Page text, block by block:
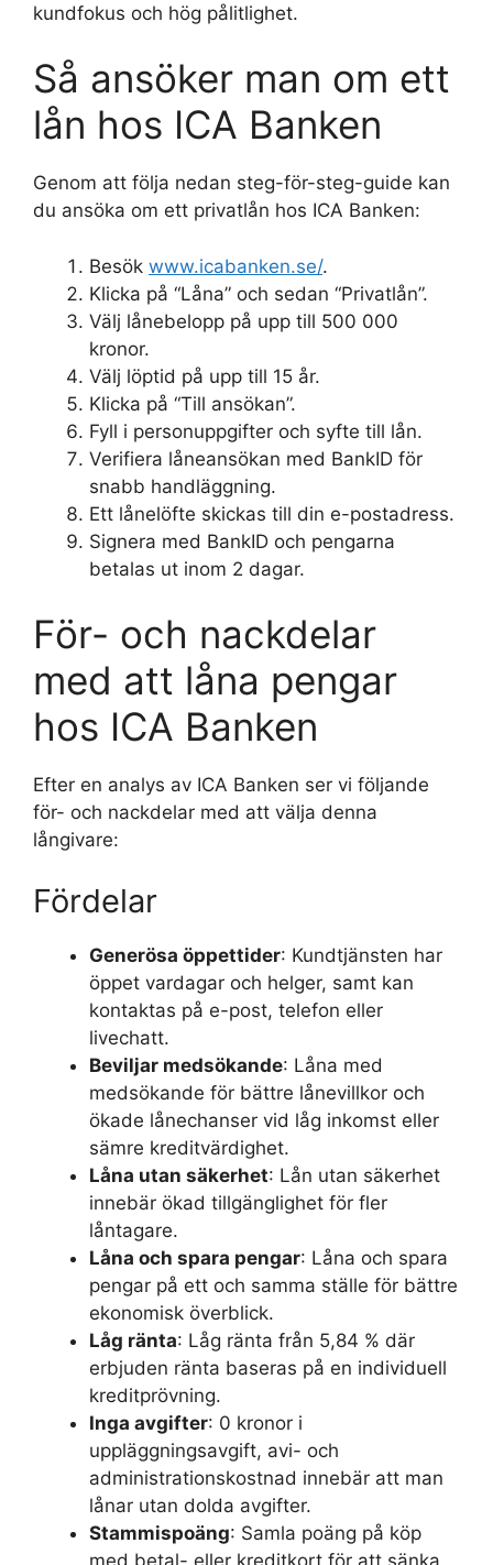
kundfokus och hög pålitlighet.
Så ansöker man om ett
lån hos ICA Banken
Genom att följa nedan steg-för-steg-guide kan
du ansöka om ett privatlån hos ICA Banken:
Besök www.icabanken.se/.
Klicka på “Låna” och sedan “Privatlån”.
Välj lånebelopp på upp till 500 000
kronor.
Välj löptid på upp till 15 år.
Klicka på “Till ansökan”.
Fyll i personuppgifter och syfte till lån.
Verifiera låneansökan med BankID för
snabb handläggning.
Ett lånelöfte skickas till din e-postadress.
Signera med BankID och pengarna
betalas ut inom 2 dagar.
För- och nackdelar
med att låna pengar
hos ICA Banken
Efter en analys av ICA Banken ser vi följande
för- och nackdelar med att välja denna
långivare:
Fördelar
Generösa öppettider: Kundtjänsten har
öppet vardagar och helger, samt kan
kontaktas på e-post, telefon eller
livechatt.
Beviljar medsökande: Låna med
medsökande för bättre lånevillkor och
ökade lånechanser vid låg inkomst eller
sämre kreditvärdighet.
Låna utan säkerhet: Lån utan säkerhet
innebär ökad tillgänglighet för fler
låntagare.
Låna och spara pengar: Låna och spara
pengar på ett och samma ställe för bättre
ekonomisk överblick.
Låg ränta: Låg ränta från 5,84 % där
erbjuden ränta baseras på en individuell
kreditprövning.
Inga avgifter: 0 kronor i
uppläggningsavgift, avi- och
administrationskostnad innebär att man
lånar utan dolda avgifter.
Stammispoäng: Samla poäng på köp
med betal- eller kreditkort för att sänka